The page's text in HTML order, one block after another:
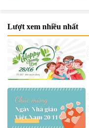
Lượt xem nhiều nhất